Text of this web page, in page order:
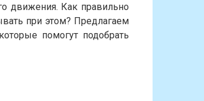
движения. Как правильно
при этом? Предлагаем
помогут подобрать